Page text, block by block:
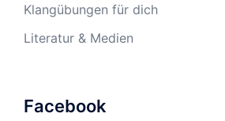
Klangübungen für dich
Literatur & Medien
Facebook